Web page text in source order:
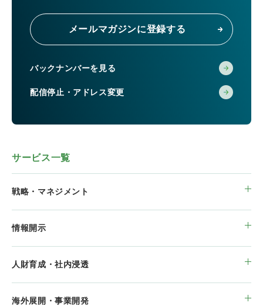
メールマガジンに登録する
バックナンバーを見る
配信停止・アドレス変更
サービス一覧
戦略・マネジメント
情報開示
人財育成・社内浸透
海外展開・事業開発